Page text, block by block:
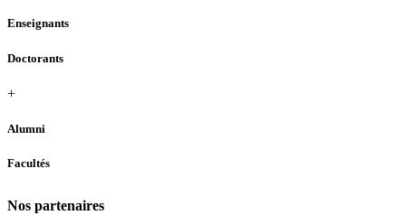
Enseignants
Doctorants
+
Alumni
Facultés
Nos partenaires